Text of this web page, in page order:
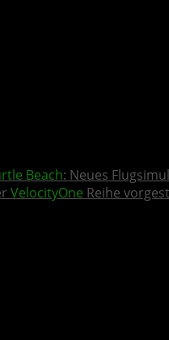
Beach: Neues
VelocityOne Reihe